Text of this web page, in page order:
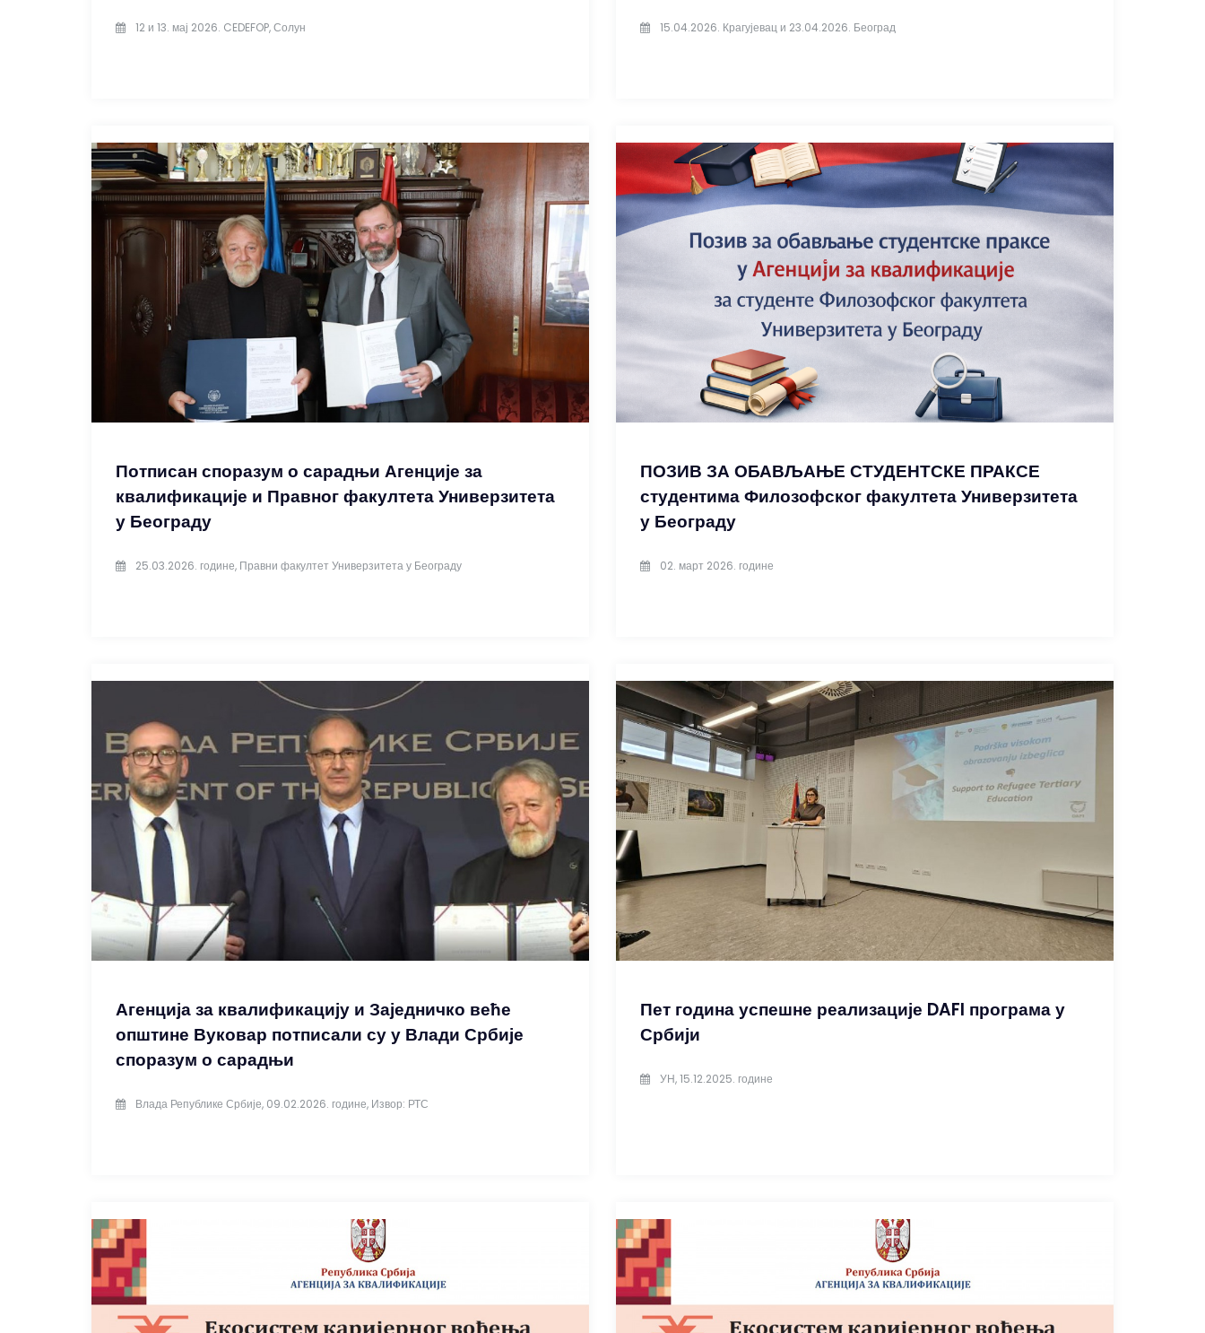
12 и 13. мај 2026. CEDEFOP, Солун 15.04.2026. Крагујевац и 23.04.2026. Београд
Потписан споразум о сарадњи Агенције за
квалификације и Правног факултета Универзитета
у Београду
25.03.2026. године, Правни факултет Универзитета у Београду
ПОЗИВ ЗА ОБАВЉАЊЕ СТУДЕНТСКЕ ПРАКСЕ
студентима Филозофског факултета Универзитета
у Београду
02. март 2026. године
Агенција за квалификацију и Заједничко веће
општине Вуковар потписали су у Влади Србије
споразум о сарадњи
Влада Републике Србије, 09.02.2026. године, Извор: РТС
Пет година успешне реализације DAFI програма у
Србији
УН, 15.12.2025. године